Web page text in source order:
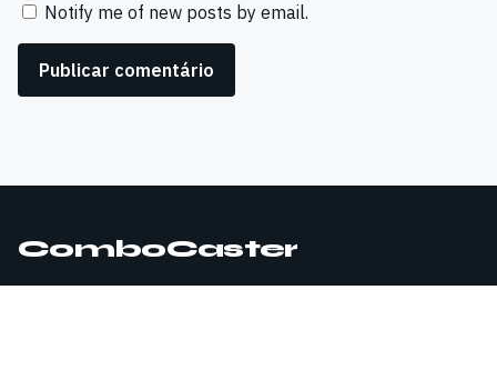
Notify me of new posts by email.
ComboCaster